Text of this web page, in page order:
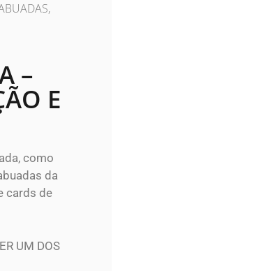
–
E
como
da
cards de
UM DOS